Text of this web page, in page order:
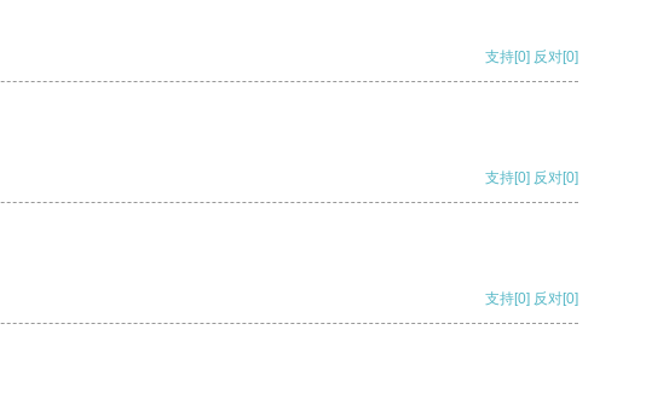
支持[0] 反对[0]
支持[0] 反对[0]
支持[0] 反对[0]